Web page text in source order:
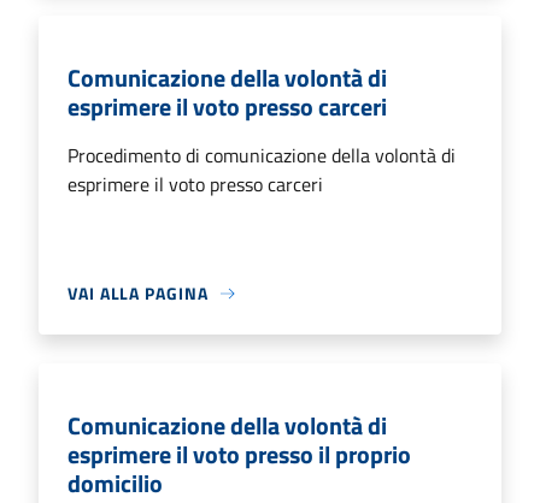
Comunicazione della volontà di
esprimere il voto presso carceri
Procedimento di comunicazione della volontà di
esprimere il voto presso carceri
VAI ALLA PAGINA
Comunicazione della volontà di
esprimere il voto presso il proprio
domicilio